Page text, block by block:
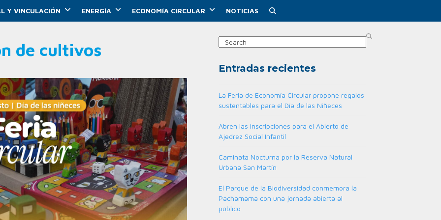
Y VINCULACIÓN ENERGÍA ECONOMÍA CIRCULAR NOTICIAS
de cultivos Search
Entradas recientes
La Feria de Economía Circular propone regalos
sustentables para el Día de las Niñeces
Abren las inscripciones para el Abierto de
Ajedrez Social Infantil
Caminata Nocturna por la Reserva Natural
Urbana San Martín
El Parque de la Biodiversidad conmemora la
Pachamama con una jornada abierta al
público